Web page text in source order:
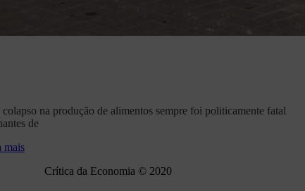
na produção de alimentos sempre foi politicamente fatal
de
mais
Crítica da Economia © 2020